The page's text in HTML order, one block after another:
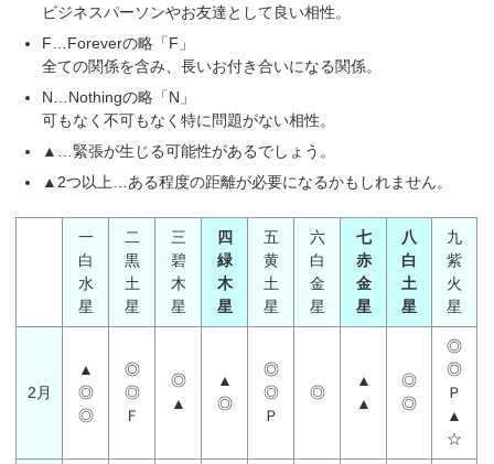
ビジネスパーソンやお友達として良い相性。
F…Foreverの略「F」
全ての関係を含み、長いお付き合いになる関係。
N…Nothingの略「N」
可もなく不可もなく特に問題がない相性。
▲…緊張が生じる可能性があるでしょう。
▲2つ以上…ある程度の距離が必要になるかもしれません。
一
白
水
星
二
黒
土
星
三
碧
木
星
四
緑
木
星
五
黄
土
星
六
白
金
星
七
赤
金
星
八
白
土
星
九
紫
火
星
2月
▲
◎
◎
◎
◎
Ｆ
◎
▲
▲
◎
◎
◎
Ｐ
◎
▲
▲
◎
◎
◎
◎
Ｐ
▲
☆